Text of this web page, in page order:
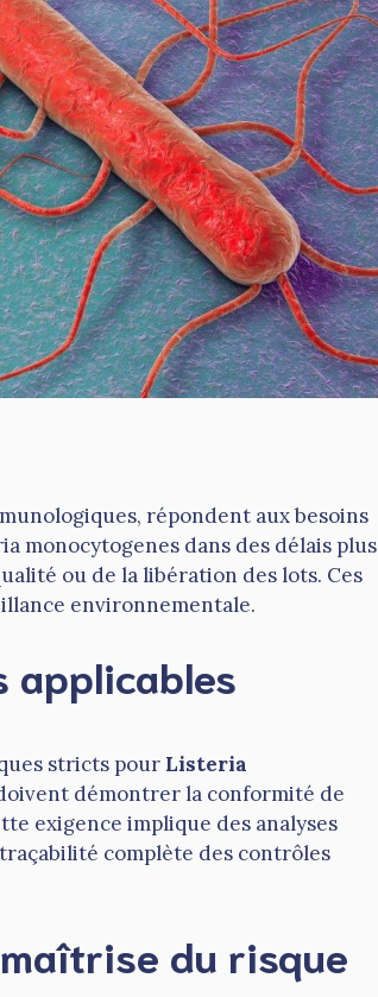
répondent aux besoins
monocytogenes dans des délais plus
ou de la libération des lots. Ces
environnementale.
applicables
stricts pour Listeria
démontrer la conformité de
exigence implique des analyses
complète des contrôles
du risque